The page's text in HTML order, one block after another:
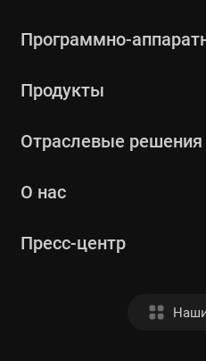
Программно-
Продукты
Отраслевые решения
О нас
Пресс-центр